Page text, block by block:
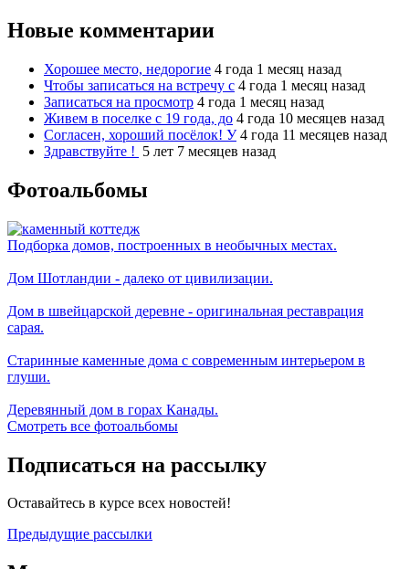
Новые комментарии
Хорошее место, недорогие 4 года 1 месяц назад
Чтобы записаться на встречу с 4 года 1 месяц назад
Записаться на просмотр 4 года 1 месяц назад
Живем в поселке с 19 года, до 4 года 10 месяцев назад
Согласен, хороший посёлок! У 4 года 11 месяцев назад
Здравствуйте ! 5 лет 7 месяцев назад
Фотоальбомы
Подборка домов, построенных в необычных местах.
Дом Шотландии - далеко от цивилизации.
Дом в швейцарской деревне - оригинальная реставрация
сарая.
Старинные каменные дома с современным интерьером в
глуши.
Деревянный дом в горах Канады.
Смотреть все фотоальбомы
Подписаться на рассылку
Оставайтесь в курсе всех новостей!
Предыдущие рассылки